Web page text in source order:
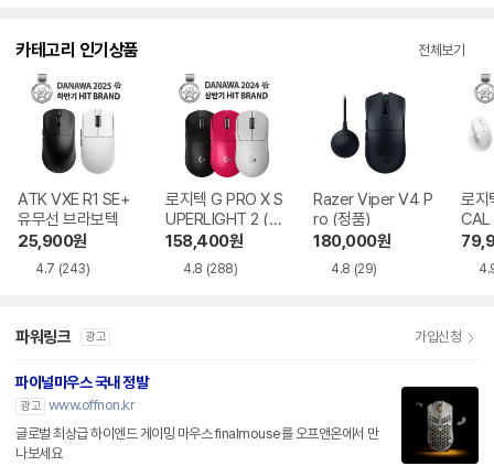
카테고리 인기상품 전체보기
ATK VXE R1 SE+
유무선 브라보텍
25,900원
4.7 (243)
로지텍 G PRO X S
UPERLIGHT 2 (정
품)
158,400원
4.8 (288)
Razer Viper V4 P
ro (정품)
180,000원
4.8 (29)
로지
CAL
파워링크 광고 가입신청
파이널마우스 국내 정발
광고 www.offnon.kr
글로벌 최상급 하이엔드 게이밍 마우스 finalmouse를 오프앤온에서 만
나보세요